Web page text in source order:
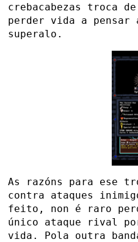
crebacabezas troca
perder vida a pensar
superalo.
As razóns para ese
contra ataques
feito, non é raro
único ataque rival
vida. Pola outra